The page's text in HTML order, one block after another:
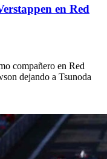
en Red
compañero en Red
dejando a Tsunoda